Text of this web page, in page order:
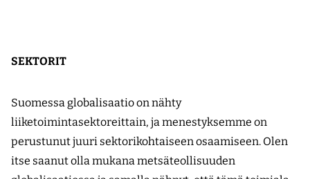
SEKTORIT
Suomessa globalisaatio on nähty
liiketoimintasektoreittain, ja menestyksemme on
perustunut juuri sektorikohtaiseen osaamiseen. Olen
itse saanut olla mukana metsäteollisuuden